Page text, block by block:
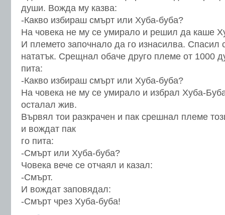
души. Вожда му казва:
-Какво избираш смърт или Хуба-буба?
На човека не му се умирало и решил да каше
И племето започнало да го изнасилва. Спасил
нататък. Срещнал обаче друго племе от 1000
пита:
-Какво избираш смърт или Хуба-буба?
На човека не му се умирало и избрал Хуба-
осталал жив.
Вървял тои разкрачен и пак срешнал племе
и вождат пак
го пита:
-Смърт или Хуба-буба?
Човека вече се отчаял и казал:
-Смърт.
И вождат заповядал:
-Смърт чрез Хуба-буба!